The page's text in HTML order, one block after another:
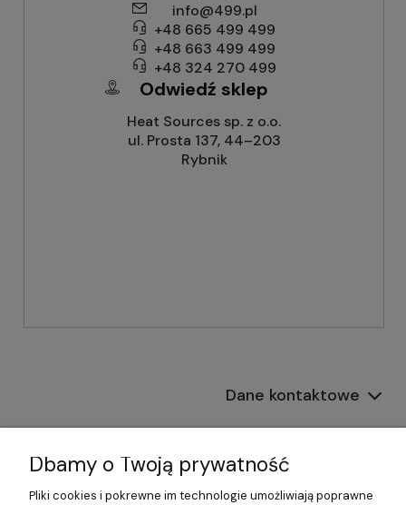
info@499.pl
+48 665 499 499
+48 663 499 499
+48 324 270 499
Odwiedź sklep
Heat Sources sp. z o.o.
ul. Prosta 137, 44–203
Rybnik
Dane kontaktowe
Informacje
Płatności i dostawa
Dbamy o Twoją prywatność
Pliki cookies i pokrewne im technologie umożliwiają poprawne